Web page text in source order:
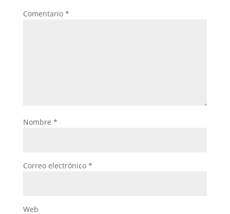
Comentario *
Nombre *
Correo electrónico *
Web